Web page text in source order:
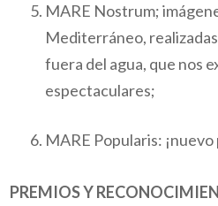
MARE Nostrum;
Mediterráneo,
fuera del agua, que nos
espectaculares;
MARE Popularis:
PREMIOS Y